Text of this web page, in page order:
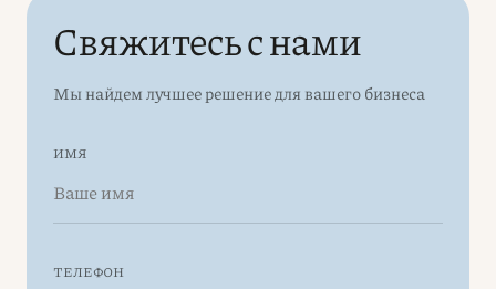
Свяжитесь с нами
Мы найдем лучшее решение для вашего бизнеса
ИМЯ
ТЕЛЕФОН